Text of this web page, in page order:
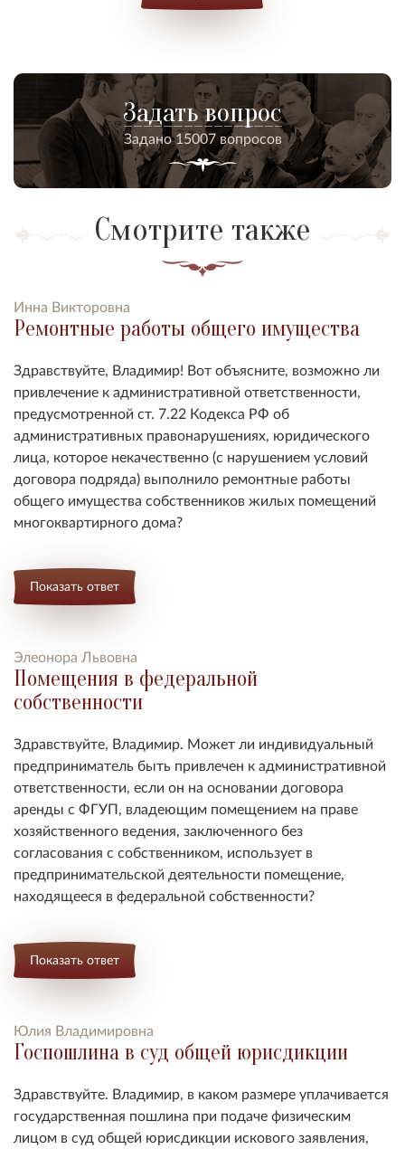
Задать вопрос
Задано 15007 вопросов
Смотрите также
Инна Викторовна
Ремонтные работы общего имущества
Здравствуйте, Владимир! Вот объясните, возможно ли
привлечение к административной ответственности,
предусмотренной ст. 7.22 Кодекса РФ об
административных правонарушениях, юридического
лица, которое некачественно (с нарушением условий
договора подряда) выполнило ремонтные работы
общего имущества собственников жилых помещений
многоквартирного дома?
Показать ответ
Элеонора Львовна
Помещения в федеральной
собственности
Здравствуйте, Владимир. Может ли индивидуальный
предприниматель быть привлечен к административной
ответственности, если он на основании договора
аренды с ФГУП, владеющим помещением на праве
хозяйственного ведения, заключенного без
согласования с собственником, использует в
предпринимательской деятельности помещение,
находящееся в федеральной собственности?
Показать ответ
Юлия Владимировна
Госпошлина в суд общей юрисдикции
Здравствуйте. Владимир, в каком размере уплачивается
государственная пошлина при подаче физическим
лицом в суд общей юрисдикции искового заявления,